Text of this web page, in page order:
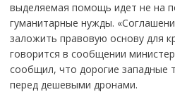
выделяемая помощь идет не на
гуманитарные нужды.
заложить правовую основу для
говорится в сообщении
сообщил, что дорогие западные
перед дешевыми дронами.